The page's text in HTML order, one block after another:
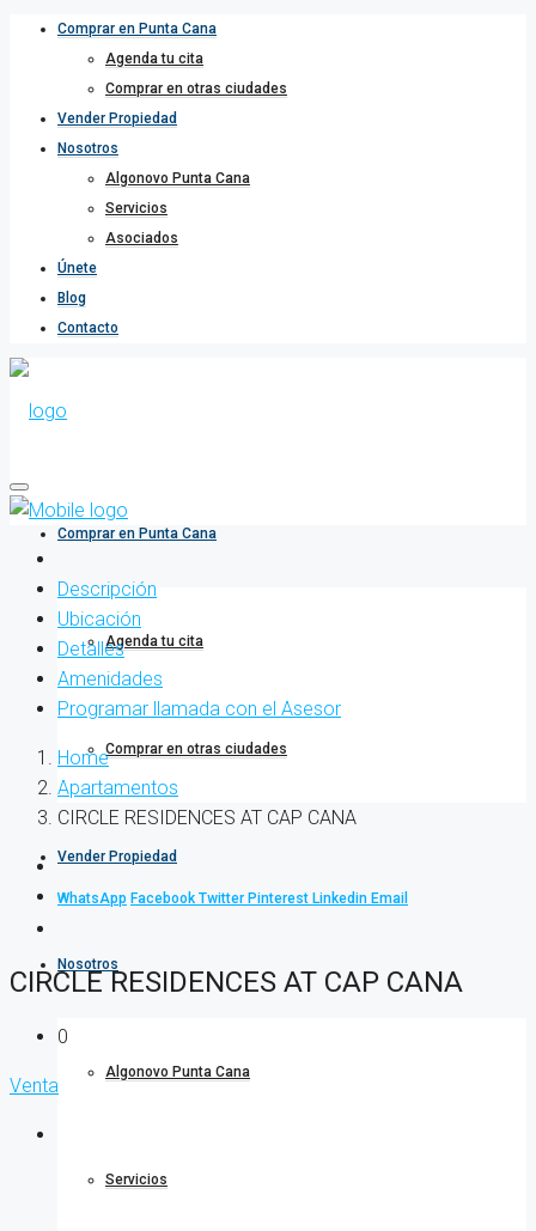
Comprar en Punta Cana
Agenda tu cita
Comprar en otras ciudades
Vender Propiedad
Nosotros
Algonovo Punta Cana
Servicios
Asociados
Únete
Blog
Contacto
Comprar en Punta Cana
Agenda tu cita
Comprar en otras ciudades
Vender Propiedad
Nosotros
Algonovo Punta Cana
Servicios
Descripción
Ubicación
Detalles
Amenidades
Programar llamada con el Asesor
Home
Apartamentos
CIRCLE RESIDENCES AT CAP CANA
WhatsApp Facebook Twitter Pinterest Linkedin Email
CIRCLE RESIDENCES AT CAP CANA
0
Venta